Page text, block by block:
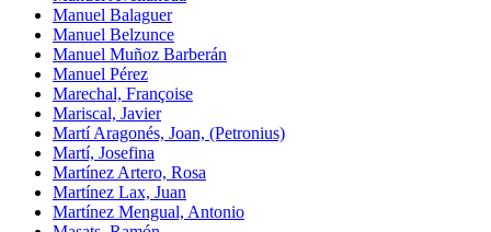
Manuel Balaguer
Manuel Belzunce
Manuel Muñoz Barberán
Manuel Pérez
Marechal, Françoise
Mariscal, Javier
Martí Aragonés, Joan, (Petronius)
Martí, Josefina
Martínez Artero, Rosa
Martínez Lax, Juan
Martínez Mengual, Antonio